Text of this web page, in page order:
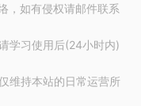
，如有侵权请邮件联系
学习使用后(24小时内)
维持本站的日常运营所